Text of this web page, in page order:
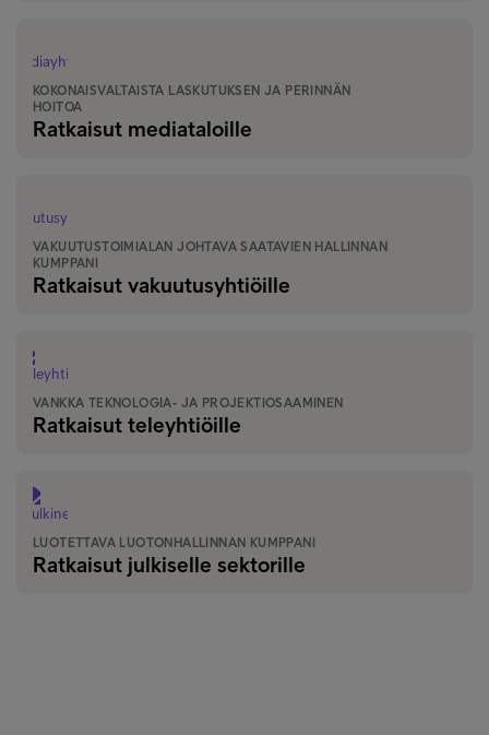
KOKONAISVALTAISTA LASKUTUKSEN JA PERINNÄN
HOITOA
Ratkaisut mediataloille
VAKUUTUSTOIMIALAN JOHTAVA SAATAVIEN HALLINNAN
KUMPPANI
Ratkaisut vakuutusyhtiöille
VANKKA TEKNOLOGIA- JA PROJEKTIOSAAMINEN
Ratkaisut teleyhtiöille
LUOTETTAVA LUOTONHALLINNAN KUMPPANI
Ratkaisut julkiselle sektorille